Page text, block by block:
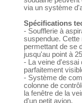
via un système
Spécifications
- Soufflerie à
suspendue. Cette
permettant de se
jusqu'au point à
- La veine d'essai
parfaitement
- Système de
colonne de
la fenêtre de la
d'un petit avion.